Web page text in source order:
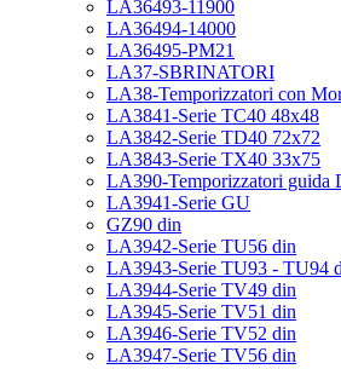
LA36493-11900
LA36494-14000
LA36495-PM21
LA37-SBRINATORI
LA38-Temporizzatori con
LA3841-Serie TC40 48x48
LA3842-Serie TD40 72x72
LA3843-Serie TX40 33x75
LA390-Temporizzatori guida
LA3941-Serie GU
GZ90 din
LA3942-Serie TU56 din
LA3943-Serie TU93 - TU94
LA3944-Serie TV49 din
LA3945-Serie TV51 din
LA3946-Serie TV52 din
LA3947-Serie TV56 din